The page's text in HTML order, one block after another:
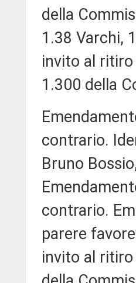
della
1.38 Varchi,
invito al
1.300 della
contrario.
Bruno
contrario.
parere
invito al